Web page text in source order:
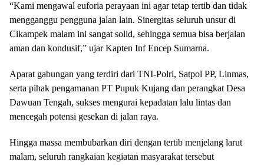
“Kami mengawal euforia perayaan ini agar tetap tertib dan tidak
mengganggu pengguna jalan lain. Sinergitas seluruh unsur di
Cikampek malam ini sangat solid, sehingga semua bisa berjalan
aman dan kondusif,” ujar Kapten Inf Encep Sumarna.
Aparat gabungan yang terdiri dari TNI-Polri, Satpol PP, Linmas,
serta pihak pengamanan PT Pupuk Kujang dan perangkat Desa
Dawuan Tengah, sukses mengurai kepadatan lalu lintas dan
mencegah potensi gesekan di jalan raya.
Hingga massa membubarkan diri dengan tertib menjelang larut
malam, seluruh rangkaian kegiatan masyarakat tersebut